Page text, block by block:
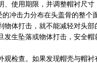
用期限，并调整帽衬尺寸
冲击力分布在头盖骨的整个
体打击，就不能减轻对头部
坠落或物体打击，安全帽
查。如果发现帽壳与帽衬